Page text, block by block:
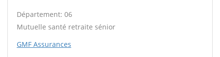
Département: 06
Mutuelle santé retraite sénior
GMF Assurances